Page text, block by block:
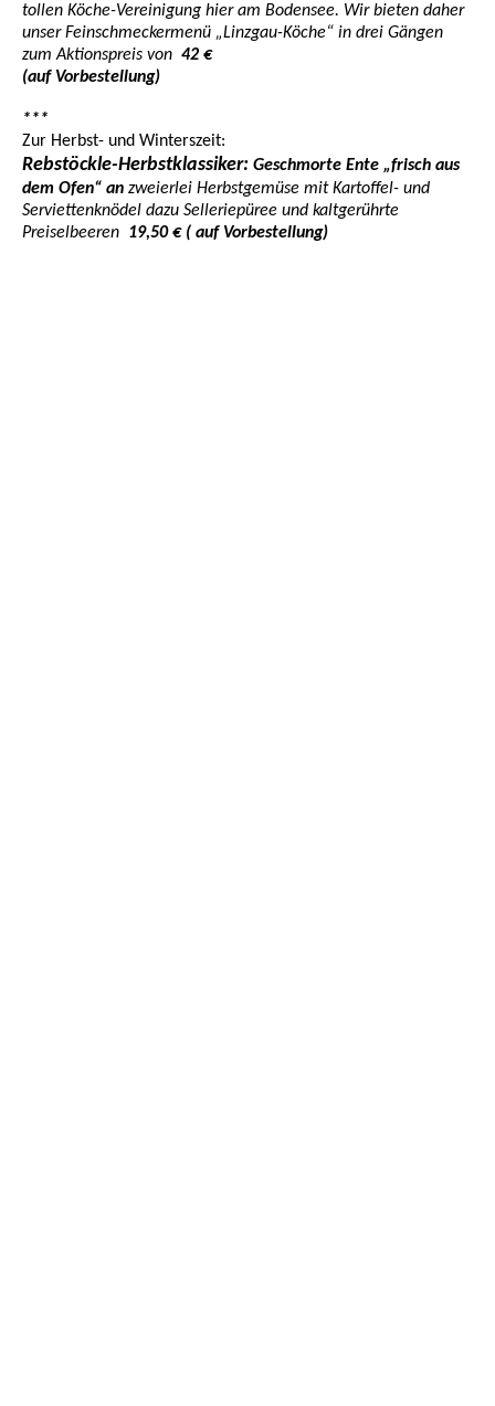
tollen Köche-Vereinigung hier am Bodensee. Wir bieten daher
unser Feinschmeckermenü „Linzgau-Köche“ in drei Gängen
zum Aktionspreis von 42 €
(auf Vorbestellung)
***
Zur Herbst- und Winterszeit:
Rebstöckle-Herbstklassiker: Geschmorte Ente „frisch aus
dem Ofen“ an zweierlei Herbstgemüse mit Kartoffel- und
Serviettenknödel dazu Selleriepüree und kaltgerührte
Preiselbeeren 19,50 € ( auf Vorbestellung)